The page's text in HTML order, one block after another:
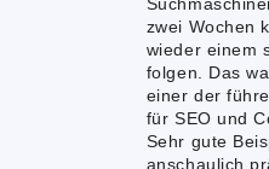
zwei Wochen
wieder einem
folgen. Das
einer der
für SEO und
Sehr gute
anschaulich